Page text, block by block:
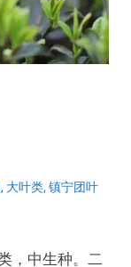
, 大叶类, 镇宁团叶
，中生种。二